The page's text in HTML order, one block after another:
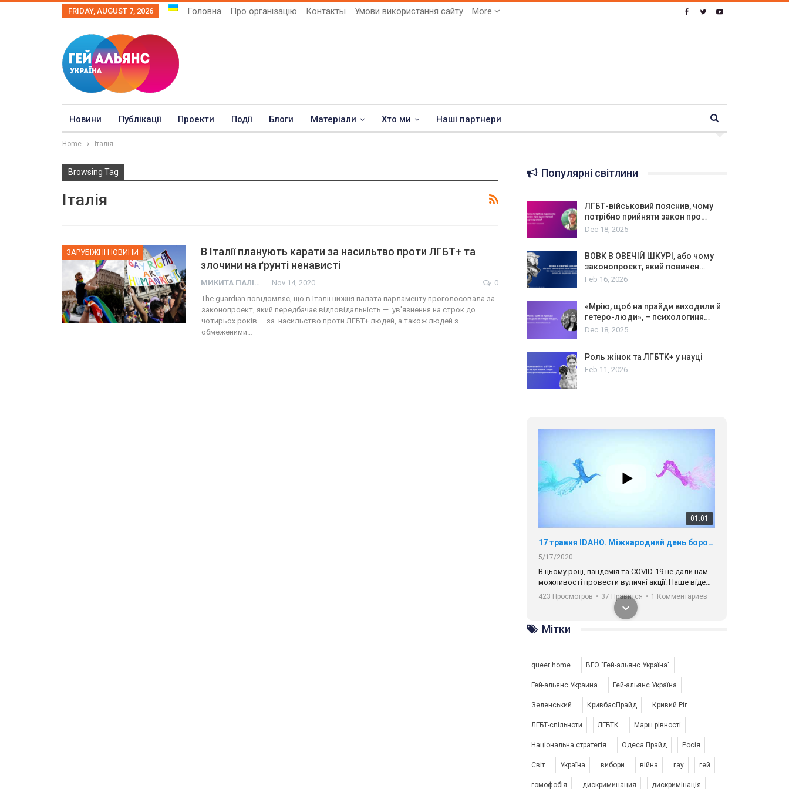
FRIDAY, AUGUST 7, 2026 Головна Про організацію Контакты Умови використання сайту More
Новини Публікації Проекти Події Блоги Матеріали Хто ми Наші партнери
Home Італія
Browsing Tag
Італія
ЗАРУБІЖНІ НОВИНИ
В Італії планують карати за насильтво проти ЛГБТ+ та
злочини на ґрунті ненависті
МИКИТА ПАЛІЙ Nov 14, 2020
0
Тhe guardian повідомляє, що в Італії нижня палата парламенту проголосовала за
законопроект, який передбачає відповідальність — ув'язнення на строк до
чотирьох років — за насильство проти ЛГБТ+ людей, а також людей з
обмеженими…
Популярні світлини
ЛГБТ-військовий пояснив, чому
потрібно прийняти закон про…
Dec 18, 2025
ВОВК В ОВЕЧІЙ ШКУРІ, або чому
законопроєкт, який повинен…
Feb 16, 2026
«Мрію, щоб на прайди виходили й
гетеро-люди», – психологиня…
Dec 18, 2025
Роль жінок та ЛГБТК+ у науці
Feb 11, 2026
01:01
17 травня IDAHO. Міжнародний день боротьби з гомофобією трансфобією і біфобія.
5/17/2020
В цьому році, пандемія та COVІD-19 не дали нам
можливості провести вуличні акції. Наше відео-
звернення про те, що навіть коли ми у різних
містах та не можемо зустрінеться, ми разом. Ми
закликаємо всіх хто поділяє цінності рівності та
солідарності, приєднатися до нас. Регіональні
підрозділи ГАУ є в 16 областях України.
423 Просмотров • 37 Нравится • 1 Комментариев
6/30/2017
Емоційний та вражаючий промо-ролік на
конкурс PACT, який представляє програму "Гей-
Мітки
queer home ВГО "Гей-альянс Україна"
Гей-альянс Украина Гей-альянс Україна
Зеленський КривбасПрайд Кривий Ріг
ЛГБТ-спільноти ЛГБТК Марш рівності
Національна стратегія Одеса Прайд Росія
Світ Україна вибори війна гау гей
гомофобія дискриминация дискримінація